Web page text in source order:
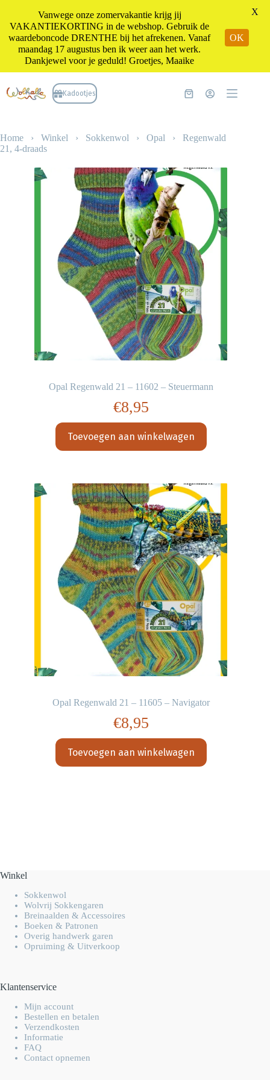
naar
de
Kadootjes Winkelwagen
Home › Winkel › Sokkenwol › Opal › Regenwald
21, 4-draads
Opal Regenwald 21 – 11602 – Steuermann
€8,95
Toevoegen aan winkelwagen
Opal Regenwald 21 – 11605 – Navigator
€8,95
Toevoegen aan winkelwagen
Winkel
Sokkenwol
Wolvrij Sokkengaren
Breinaalden & Accessoires
Boeken & Patronen
Overig handwerk garen
Opruiming & Uitverkoop
Klantenservice
Mijn account
Bestellen en betalen
Verzendkosten
Informatie
FAQ
Contact opnemen
Vanwege onze zomervakantie krijg jij
VAKANTIEKORTING in de webshop. Gebruik de
waardeboncode DRENTHE bij het afrekenen. Vanaf
maandag 17 augustus ben ik weer aan het werk.
Dankjewel voor je geduld! Groetjes, Maaike
OK
X